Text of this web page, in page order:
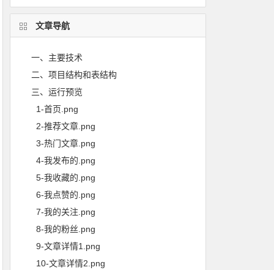
文章导航
一、主要技术
二、项目结构和表结构
三、运行预览
1-首页.png
2-推荐文章.png
3-热门文章.png
4-我发布的.png
5-我收藏的.png
6-我点赞的.png
7-我的关注.png
8-我的粉丝.png
9-文章详情1.png
10-文章详情2.png